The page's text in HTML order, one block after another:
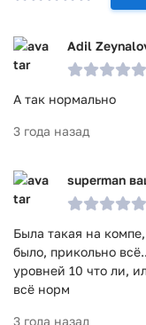
Adil
А так нормально
3 года назад
superman
Была такая на
было, прикольно
уровней 10 что ли,
всё норм
3 года назад